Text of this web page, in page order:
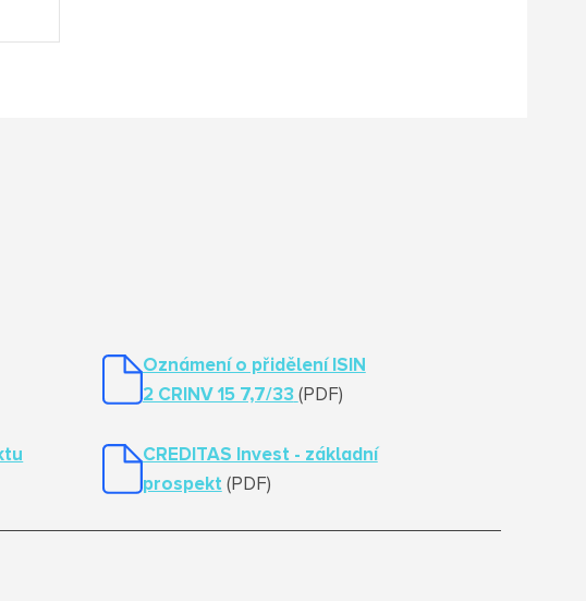
Oznámení o přidělení ISIN
2 CRINV 15 7,7/33 (PDF)
CREDITAS Invest - základní
prospekt (PDF)